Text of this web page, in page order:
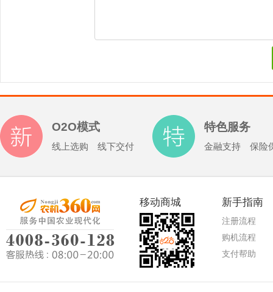
O2O模式
线上选购 线下交付
特色服务
金融支持 保险
移动商城 新手指南
注册流程
购机流程
支付帮助